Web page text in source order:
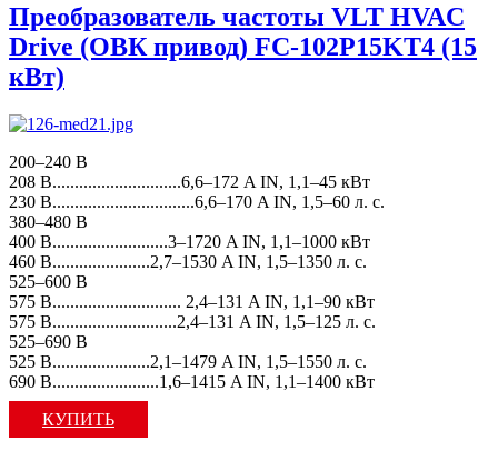
Преобразователь частоты VLT HVAC
Drive (ОВК привод) FC-102P15KT4 (15
кВт)
200–240 В
208 В.............................6,6–172 A IN, 1,1–45 кВт
230 В................................6,6–170 A IN, 1,5–60 л. с.
380–480 В
400 В..........................3–1720 A IN, 1,1–1000 кВт
460 В......................2,7–1530 A IN, 1,5–1350 л. с.
525–600 В
575 В............................. 2,4–131 A IN, 1,1–90 кВт
575 В............................2,4–131 A IN, 1,5–125 л. с.
525–690 В
525 В......................2,1–1479 A IN, 1,5–1550 л. с.
690 В........................1,6–1415 A IN, 1,1–1400 кВт
КУПИТЬ